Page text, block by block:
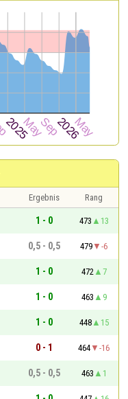
Ergebnis
Rang
1 - 0 473
13
0,5 - 0,5 479
-6
1 - 0 472
7
1 - 0 463
9
1 - 0 448
15
0 - 1 464
-16
0,5 - 0,5 463
1